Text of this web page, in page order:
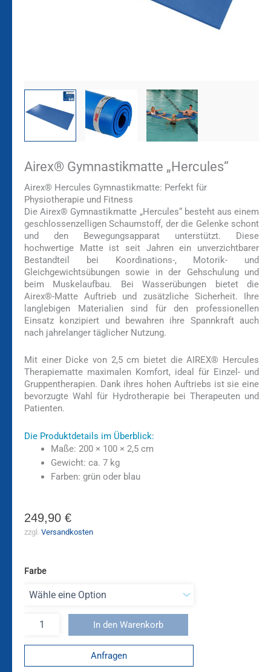
Airex® Gymnastikmatte „Hercules“
Airex® Hercules Gymnastikmatte: Perfekt für
Physiotherapie und Fitness
Die Airex® Gymnastikmatte „Hercules“ besteht aus einem
geschlossenzelligen Schaumstoff, der die Gelenke schont
und den Bewegungsapparat unterstützt. Diese
hochwertige Matte ist seit Jahren ein unverzichtbarer
Bestandteil bei Koordinations-, Motorik- und
Gleichgewichtsübungen sowie in der Gehschulung und
beim Muskelaufbau. Bei Wasserübungen bietet die
Airex®-Matte Auftrieb und zusätzliche Sicherheit. Ihre
langlebigen Materialien sind für den professionellen
Einsatz konzipiert und bewahren ihre Spannkraft auch
nach jahrelanger täglicher Nutzung.
Mit einer Dicke von 2,5 cm bietet die AIREX® Hercules
Therapiematte maximalen Komfort, ideal für Einzel- und
Gruppentherapien. Dank ihres hohen Auftriebs ist sie eine
bevorzugte Wahl für Hydrotherapie bei Therapeuten und
Patienten.
Die Produktdetails im Überblick:
Maße: 200 × 100 × 2,5 cm
Gewicht: ca. 7 kg
Farben: grün oder blau
249,90 €
zzgl. Versandkosten
Farbe
In den Warenkorb
Anfragen